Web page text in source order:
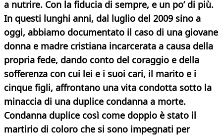
a nutrire. Con la fiducia di sempre, e un po’ di più.
In questi lunghi anni, dal luglio del 2009 sino a
oggi, abbiamo documentato il caso di una giovane
donna e madre cristiana incarcerata a causa della
propria fede, dando conto del coraggio e della
sofferenza con cui lei e i suoi cari, il marito e i
cinque figli, affrontano una vita condotta sotto la
minaccia di una duplice condanna a morte.
Condanna duplice così come doppio è stato il
martirio di coloro che si sono impegnati per